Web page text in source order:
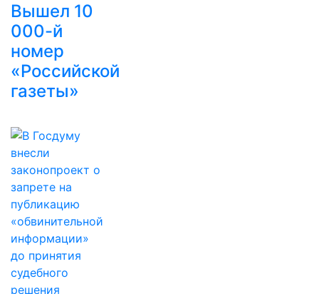
Вышел 10
000-й
номер
«Российской
газеты»